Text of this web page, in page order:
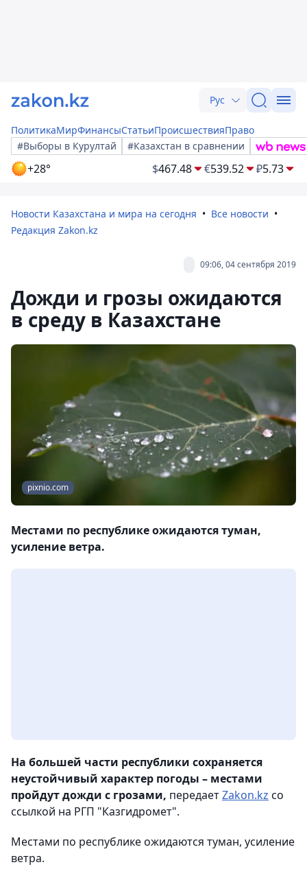
Рус
ПолитикаМирФинансыСтатьиПроисшествияПраво
#Выборы в Курултай
#Казахстан в сравнении
+28° $467.48 €539.52 ₽5.73
Новости Казахстана и мира на сегодня
Все новости
Редакция Zakon.kz
09:06, 04 сентября 2019
Дожди и грозы ожидаются
в среду в Казахстане
pixnio.com
Местами по республике ожидаются туман,
усиление ветра.
На большей части республики сохраняется
неустойчивый характер погоды – местами
пройдут дожди с грозами, передаетZakon.kz со
ссылкой на РГП "Казгидромет".
Местами по республике ожидаются туман, усиление
ветра.